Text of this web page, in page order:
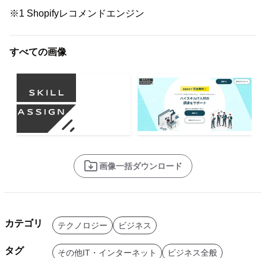
※1 Shopifyレコメンドエンジン
すべての画像
画像一括ダウンロード
カテゴリ テクノロジー ビジネス
タグ その他IT・インターネット
ビジネス全般